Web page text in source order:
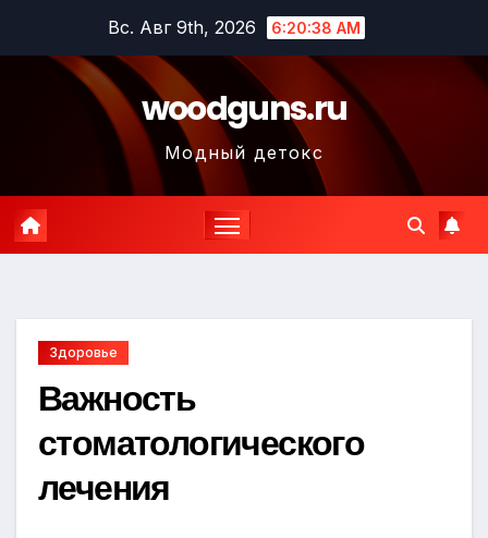
содержимому
Вс. Авг 9th, 2026 6:20:39 AM
woodguns.ru
Модный детокс
Здоровье
Важность
стоматологического
лечения